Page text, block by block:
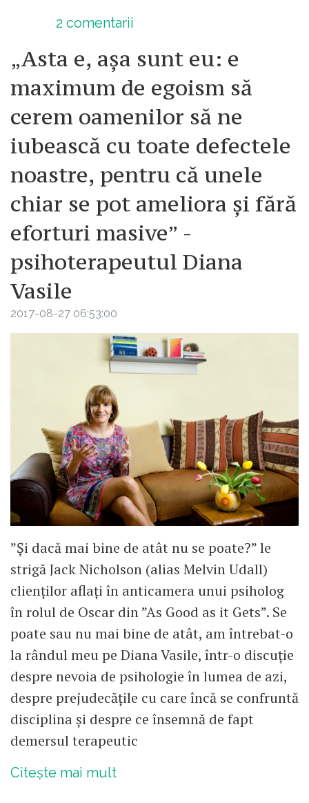
2 comentarii
„Asta e, așa sunt eu: e
maximum de egoism să
cerem oamenilor să ne
iubească cu toate defectele
noastre, pentru că unele
chiar se pot ameliora și fără
eforturi masive” -
psihoterapeutul Diana
Vasile
2017-08-27 06:53:00
”Și dacă mai bine de atât nu se poate?” le
strigă Jack Nicholson (alias Melvin Udall)
clienților aflați în anticamera unui psiholog
în rolul de Oscar din ”As Good as it Gets”. Se
poate sau nu mai bine de atât, am întrebat-o
la rândul meu pe Diana Vasile, într-o discuție
despre nevoia de psihologie în lumea de azi,
despre prejudecățile cu care încă se confruntă
disciplina și despre ce însemnă de fapt
demersul terapeutic
Citește mai mult